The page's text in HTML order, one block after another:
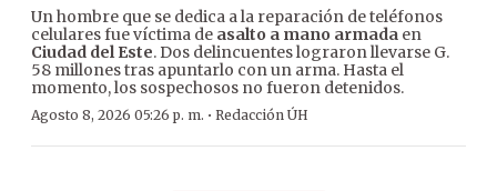
Un hombre que se dedica a la reparación de teléfonos
celulares fue víctima de asalto a mano armada en
Ciudad del Este. Dos delincuentes lograron llevarse G.
58 millones tras apuntarlo con un arma. Hasta el
momento, los sospechosos no fueron detenidos.
Agosto 8, 2026 05:26 p. m. · Redacción ÚH